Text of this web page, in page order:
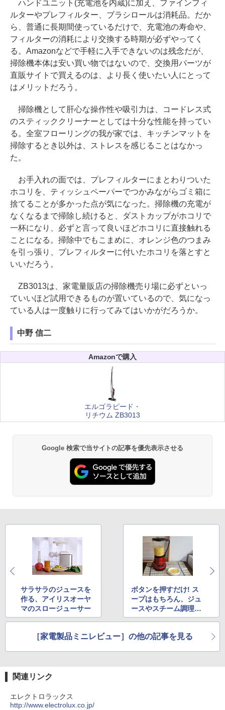
ハンドユニット(充電池を内蔵)に加え、ファインフィ
ルターやプレフィルター、ブラシロールは消耗品。だか
ら、普通に長期間使っているだけで、充電池の寿命や、
フィルターの消耗により交換する時期が必ずやってく
る。Amazonなどで手軽に入手できないのは残念だが、
掃除機本体は安い買い物ではないので、交換用パーツが
直販サイトで買えるのは、より長く使いたい人にとって
はメリットだろう。
掃除機として肝心な操作性や吸引力は、コードレス式
のスティッククリーナーとしては十分な性能を持ってい
る。全室フローリングの我が家では、キッチンマットを
掃除するとき以外は、ストレスを感じることはなかっ
た。
お手入れの面では、プレフィルターにまとわりついた
ホコリを、ティッシュペーパーでつかみながらゴミ箱に
捨てることが多かった点が気になった。掃除機の充電が
なくなるまで掃除し続けると、ダストカップがホコリで
一杯になり、必ずと言って良いほどホコリに直接触れる
ことになる。掃除中でもこまめに、オレンジ色のつまみ
を引っ張り、プレフィルターに付いたホコリを落とすと
いいだろう。
ZB3013は、家電量販店の掃除機売り場に必ずといっ
ていいほど試用できるものが置いているので、気になっ
ている人は一度触りに行ってみてはいかがだろうか。
中野 信二
Amazonで購入
エルゴラピード・
リチウム ZB3013
Google 検索で当サイトの記事を優先表示させる
サラサラのジュースを
作る、アイリスオーヤ
マのスロージューサー
ボタンを押すだけ! ス
ープはもちろん、ジュ
ースやスチーム調理も
できるスープメーカー
［家電製品ミニレビュー］の他の記事を見る
関連リンク
エレクトロラックス
http://www.electrolux.co.jp/